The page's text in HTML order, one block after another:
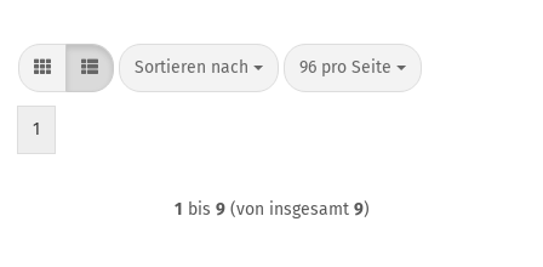
Sortieren nach
Sortieren nach 96 pro Seite
pro Seite
1
1 bis 9(von insgesamt 9)